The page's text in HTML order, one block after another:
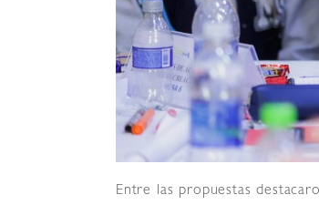
Entre las propuestas